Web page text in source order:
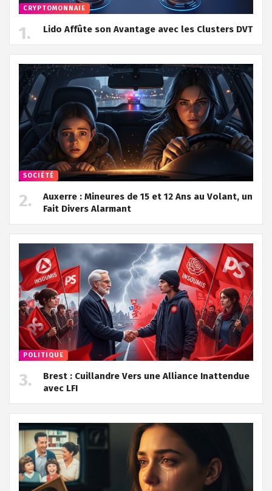
CRYPTOMONNAIE
Lido Affûte son Avantage avec les Clusters DVT
SOCIÉTÉ
Auxerre : Mineures de 15 et 12 Ans au Volant, un
Fait Divers Alarmant
POLITIQUE
Brest : Cuillandre Vers une Alliance Inattendue
avec LFI